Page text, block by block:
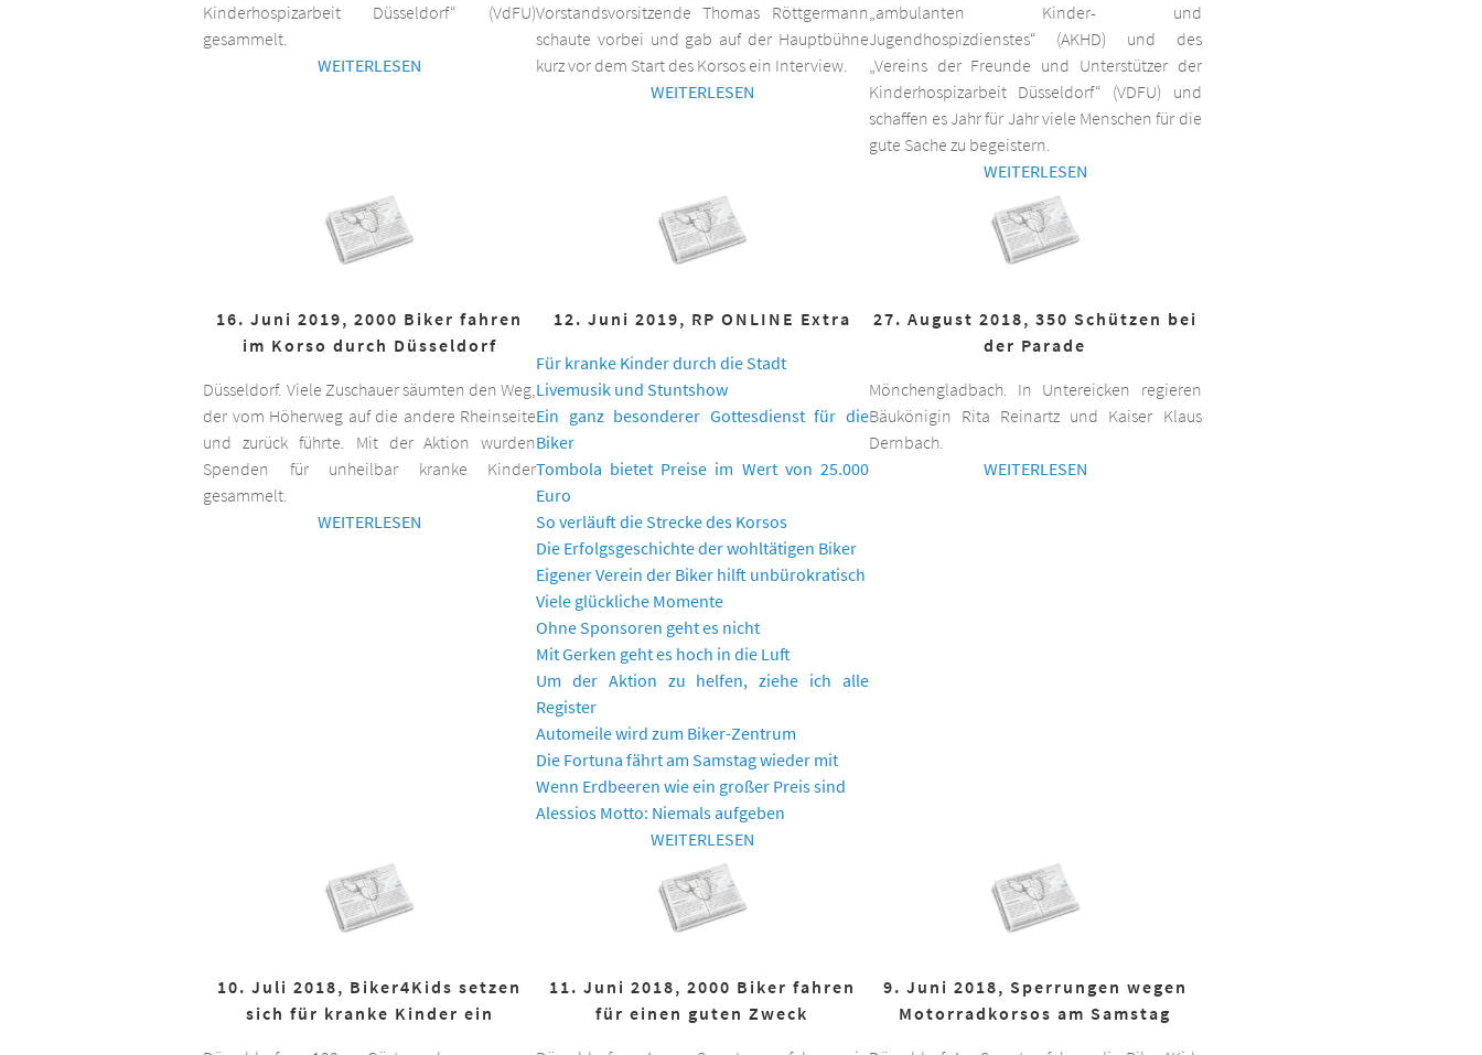
Kinderhospizarbeit Düsseldorf“ (VdFU)
gesammelt.
WEITERLESEN
Vorstandsvorsitzende Thomas Röttgermann
schaute vorbei und gab auf der Hauptbühne
kurz vor dem Start des Korsos ein Interview.
WEITERLESEN
„ambulanten Kinder- und
Jugendhospizdienstes“ (AKHD) und des
„Vereins der Freunde und Unterstützer der
Kinderhospizarbeit Düsseldorf“ (VDFU) und
schaffen es Jahr für Jahr viele Menschen für die
gute Sache zu begeistern.
WEITERLESEN
16. Juni 2019, 2000 Biker fahren
im Korso durch Düsseldorf
Düsseldorf. Viele Zuschauer säumten den Weg,
der vom Höherweg auf die andere Rheinseite
und zurück führte. Mit der Aktion wurden
Spenden für unheilbar kranke Kinder
gesammelt.
WEITERLESEN
12. Juni 2019, RP ONLINE Extra
Für kranke Kinder durch die Stadt
Livemusik und Stuntshow
Ein ganz besonderer Gottesdienst für die
Biker
Tombola bietet Preise im Wert von 25.000
Euro
So verläuft die Strecke des Korsos
Die Erfolgsgeschichte der wohltätigen Biker
Eigener Verein der Biker hilft unbürokratisch
Viele glückliche Momente
Ohne Sponsoren geht es nicht
Mit Gerken geht es hoch in die Luft
Um der Aktion zu helfen, ziehe ich alle
Register
Automeile wird zum Biker-Zentrum
Die Fortuna fährt am Samstag wieder mit
Wenn Erdbeeren wie ein großer Preis sind
Alessios Motto: Niemals aufgeben
WEITERLESEN
27. August 2018, 350 Schützen bei
der Parade
Mönchengladbach. In Untereicken regieren
Bäukönigin Rita Reinartz und Kaiser Klaus
Dernbach.
WEITERLESEN
10. Juli 2018, Biker4Kids setzen
sich für kranke Kinder ein
11. Juni 2018, 2000 Biker fahren
für einen guten Zweck
9. Juni 2018, Sperrungen wegen
Motorradkorsos am Samstag